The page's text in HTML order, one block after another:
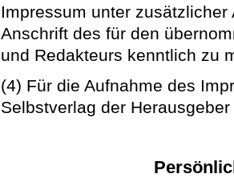
Impressum unter
Anschrift des für den
und Redakteurs kenntlich zu
(4) Für die Aufnahme des
Selbstverlag der